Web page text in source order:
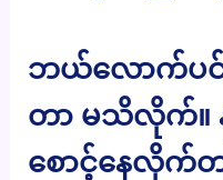
ဘယ်လောက်ပ
တာ မသိလိုက်။ န
စောင့်နေလိုက်